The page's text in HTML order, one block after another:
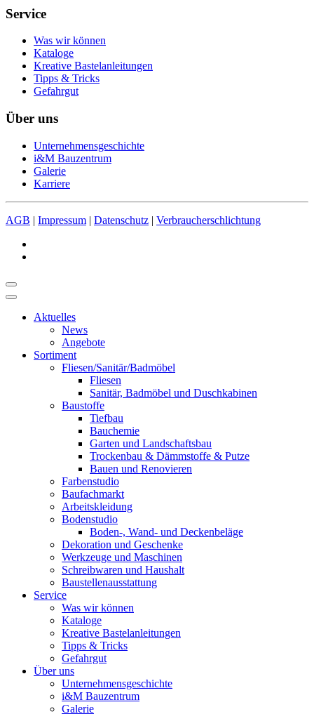
Service
Was wir können
Kataloge
Kreative Bastelanleitungen
Tipps & Tricks
Gefahrgut
Über uns
Unternehmensgeschichte
i&M Bauzentrum
Galerie
Karriere
AGB | Impressum | Datenschutz | Verbraucherschlichtung
Aktuelles
News
Angebote
Sortiment
Fliesen/Sanitär/Badmöbel
Fliesen
Sanitär, Badmöbel und Duschkabinen
Baustoffe
Tiefbau
Bauchemie
Garten und Landschaftsbau
Trockenbau & Dämmstoffe & Putze
Bauen und Renovieren
Farbenstudio
Baufachmarkt
Arbeitskleidung
Bodenstudio
Boden-, Wand- und Deckenbeläge
Dekoration und Geschenke
Werkzeuge und Maschinen
Schreibwaren und Haushalt
Baustellenausstattung
Service
Was wir können
Kataloge
Kreative Bastelanleitungen
Tipps & Tricks
Gefahrgut
Über uns
Unternehmensgeschichte
i&M Bauzentrum
Galerie